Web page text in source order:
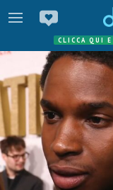
CLICCA QUI